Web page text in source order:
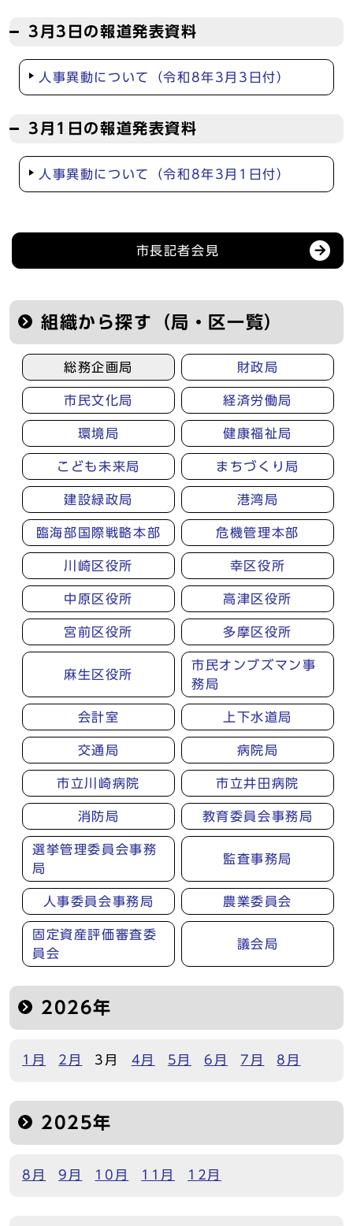
3月3日の報道発表資料
人事異動について（令和8年3月3日付）
3月1日の報道発表資料
人事異動について（令和8年3月1日付）
記者会見等の情報
市長記者会見
組織から探す（局・区一覧）
総務企画局 財政局
市民文化局 経済労働局
環境局 健康福祉局
こども未来局 まちづくり局
建設緑政局 港湾局
臨海部国際戦略本部 危機管理本部
川崎区役所 幸区役所
中原区役所 高津区役所
宮前区役所 多摩区役所
麻生区役所
市民オンブズマン事
務局
会計室 上下水道局
交通局 病院局
市立川崎病院 市立井田病院
消防局 教育委員会事務局
選挙管理委員会事務
局
監査事務局
人事委員会事務局 農業委員会
固定資産評価審査委
員会
議会局
2026年
1月 2月 3月 4月 5月 6月 7月 8月
2025年
8月 9月 10月 11月 12月